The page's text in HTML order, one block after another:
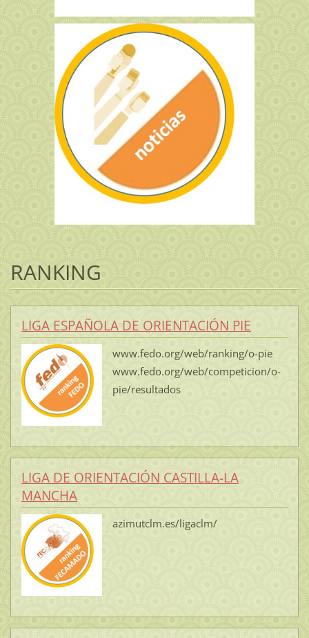
RANKING
LIGA ESPAÑOLA DE ORIENTACIÓN PIE
www.fedo.org/web/ranking/o-pie
www.fedo.org/web/competicion/o-
pie/resultados
LIGA DE ORIENTACIÓN CASTILLA-LA
MANCHA
azimutclm.es/ligaclm/